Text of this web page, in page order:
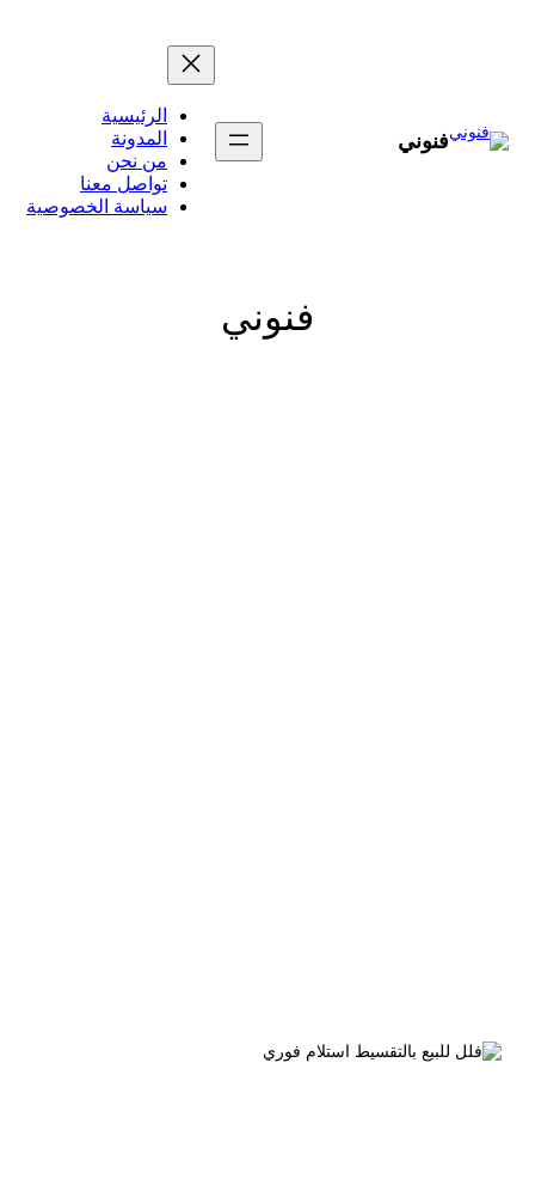
فنوني
الرئيسية
المدونة
من نحن
تواصل معنا
سياسة الخصوصية
فنوني